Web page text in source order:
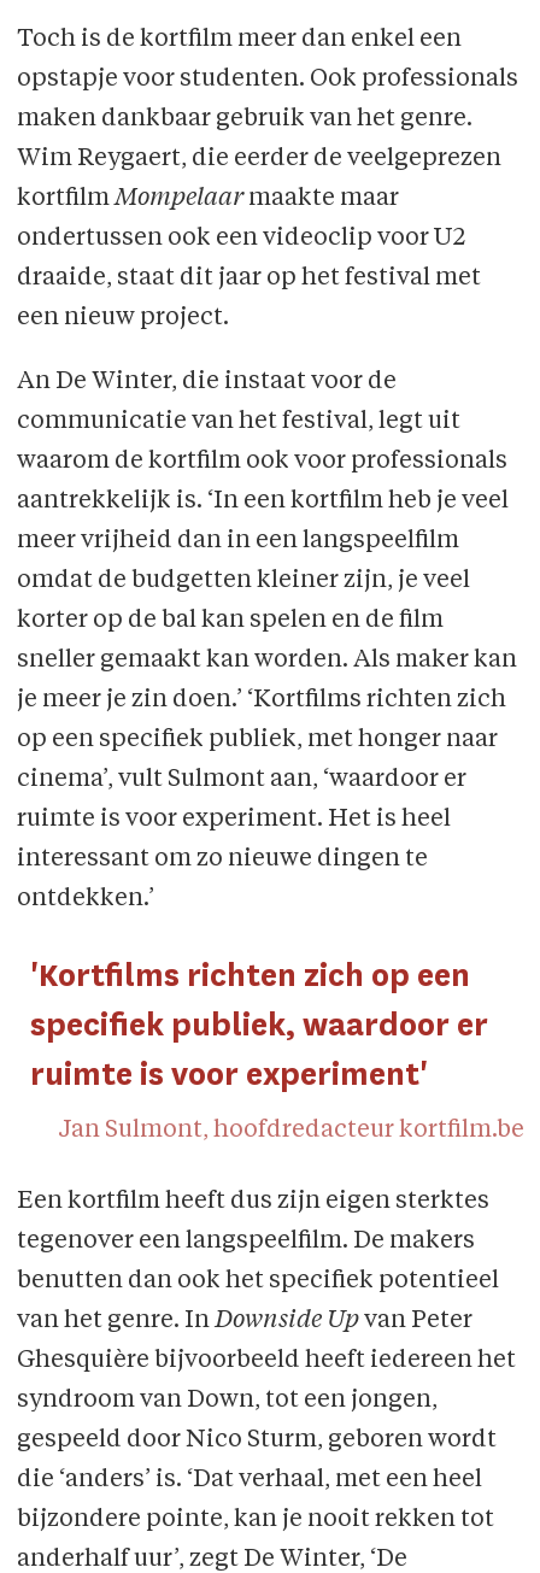
Toch is de kortfilm meer dan enkel een
opstapje voor studenten. Ook professionals
maken dankbaar gebruik van het genre.
Wim Reygaert, die eerder de veelgeprezen
kortfilmMompelaarmaakte maar
ondertussen ook een videoclip voor U2
draaide, staat dit jaar op het festival met
een nieuw project.
An De Winter, die instaat voor de
communicatie van het festival, legt uit
waarom de kortfilm ook voor professionals
aantrekkelijk is. ‘In een kortfilm heb je veel
meer vrijheid dan in een langspeelfilm
omdat de budgetten kleiner zijn, je veel
korter op de bal kan spelen en de film
sneller gemaakt kan worden. Als maker kan
je meer je zin doen.’ ‘Kortfilms richten zich
op een specifiek publiek, met honger naar
cinema’, vult Sulmont aan, ‘waardoor er
ruimte is voor experiment. Het is heel
interessant om zo nieuwe dingen te
ontdekken.’
'Kortfilms richten zich op een
specifiek publiek, waardoor er
ruimte is voor experiment'
Jan Sulmont, hoofdredacteur kortfilm.be
Een kortfilm heeft dus zijn eigen sterktes
tegenover een langspeelfilm. De makers
benutten dan ook het specifiek potentieel
van het genre. InDownside Upvan Peter
Ghesquière bijvoorbeeld heeft iedereen het
syndroom van Down, tot een jongen,
gespeeld door Nico Sturm, geboren wordt
die ‘anders’ is. ‘Dat verhaal, met een heel
bijzondere pointe, kan je nooit rekken tot
anderhalf uur’, zegt De Winter, ‘De